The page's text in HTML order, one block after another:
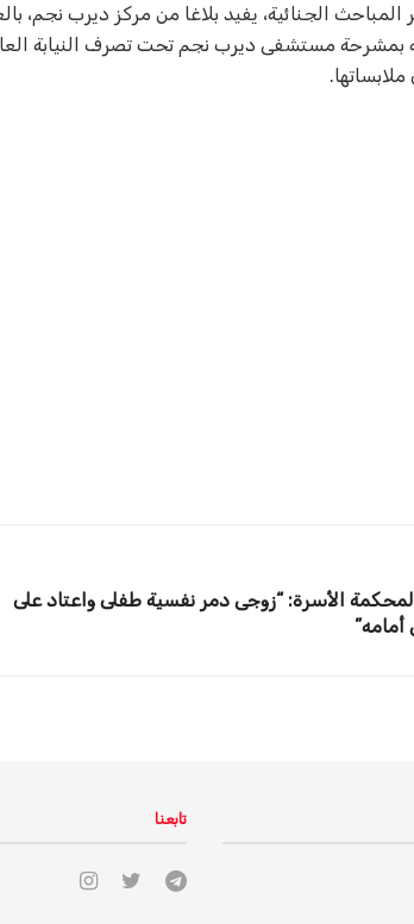
الجنائية، يفيد بلاغا من مركز ديرب نجم،
بمشرحة مستشفى ديرب نجم تحت تصرف النيابة
الأسرة: “زوجى دمر نفسية طفلى واعتاد على
أمامه”
تابعنا